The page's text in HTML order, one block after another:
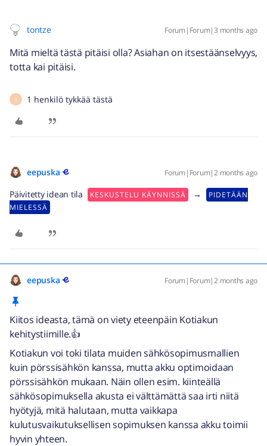
tontze Forum|Forum|3 months ago
Mitä mieltä tästä pitäisi olla? Asiahan on itsestäänselvyys,
totta kai pitäisi.
B 1 henkilö tykkää tästä
eepuska Forum|Forum|2 months ago
Päivitetty idean tila KESKUSTELU KÄYNNISSÄ →
PIDETÄÄN
MIELESSÄ
eepuska Forum|Forum|2 months ago
Kiitos ideasta, tämä on viety eteenpäin Kotiakun
kehitystiimille.👍
Kotiakun voi toki tilata muiden sähkösopimusmallien
kuin pörssisähkön kanssa, mutta akku optimoidaan
pörssisähkön mukaan. Näin ollen esim. kiinteällä
sähkösopimuksella akusta ei välttämättä saa irti niitä
hyötyjä, mitä halutaan, mutta vaikkapa
kulutusvaikutuksellisen sopimuksen kanssa akku toimii
hyvin yhteen.